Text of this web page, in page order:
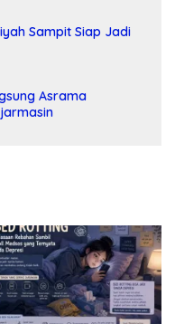
Sampit Siap Jadi
Asrama